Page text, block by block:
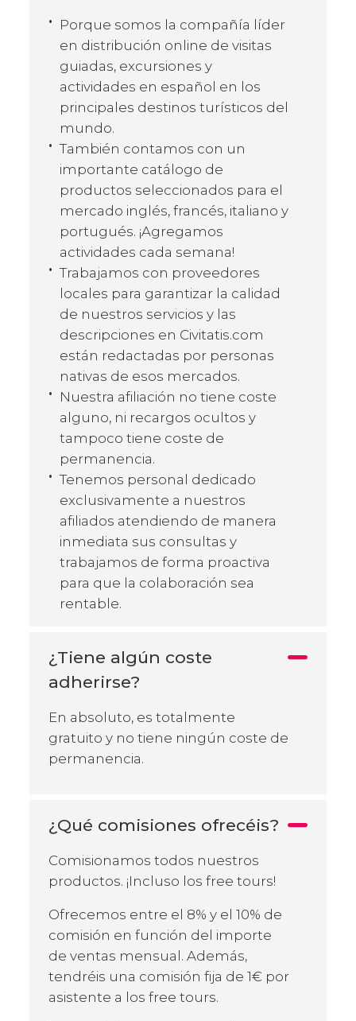
Porque somos la compañía líder
en distribución online de visitas
guiadas, excursiones y
actividades en español en los
principales destinos turísticos del
mundo.
También contamos con un
importante catálogo de
productos seleccionados para el
mercado inglés, francés, italiano y
portugués. ¡Agregamos
actividades cada semana!
Trabajamos con proveedores
locales para garantizar la calidad
de nuestros servicios y las
descripciones en Civitatis.com
están redactadas por personas
nativas de esos mercados.
Nuestra afiliación no tiene coste
alguno, ni recargos ocultos y
tampoco tiene coste de
permanencia.
Tenemos personal dedicado
exclusivamente a nuestros
afiliados atendiendo de manera
inmediata sus consultas y
trabajamos de forma proactiva
para que la colaboración sea
rentable.
¿Tiene algún coste
adherirse?
En absoluto, es totalmente
gratuito y no tiene ningún coste de
permanencia.
¿Qué comisiones ofrecéis?
Comisionamos todos nuestros
productos. ¡Incluso los free tours!
Ofrecemos entre el 8% y el 10% de
comisión en función del importe
de ventas mensual. Además,
tendréis una comisión fija de 1€ por
asistente a los free tours.